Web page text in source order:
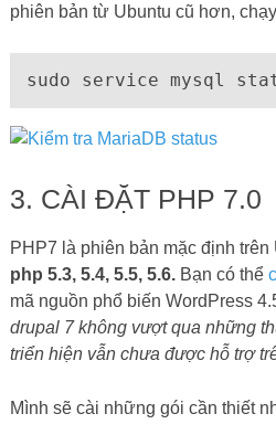
phiên bản từ Ubuntu cũ hơn,
sudo service mysql
3. CÀI ĐẶT PHP 7.0
PHP7 là phiên bản mặc định
php 5.3, 5.4, 5.5, 5.6.Bạn có thể
mã nguồn phổ biến WordPress
drupal 7 không vượt qua những
triển hiện vẫn chưa được hỗ trợ
Mình sẽ cài những gói cần thiết